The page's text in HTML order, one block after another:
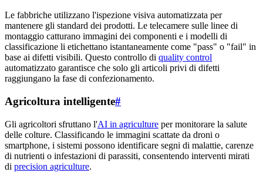
Le fabbriche utilizzano l'ispezione visiva automatizzata per
mantenere gli standard dei prodotti. Le telecamere sulle linee di
montaggio catturano immagini dei componenti e i modelli di
classificazione li etichettano istantaneamente come "pass" o "fail" in
base ai difetti visibili. Questo controllo di quality control
automatizzato garantisce che solo gli articoli privi di difetti
raggiungano la fase di confezionamento.
Agricoltura intelligente#
Gli agricoltori sfruttano l'AI in agriculture per monitorare la salute
delle colture. Classificando le immagini scattate da droni o
smartphone, i sistemi possono identificare segni di malattie, carenze
di nutrienti o infestazioni di parassiti, consentendo interventi mirati
di precision agriculture.